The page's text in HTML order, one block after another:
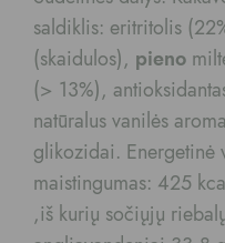
saldiklis: eritritolis
(skaidulos), pieno
(> 13%),
natūralus vanilės
glikozidai. Energetinė
maistingumas: 425
,iš kurių sočiųjų